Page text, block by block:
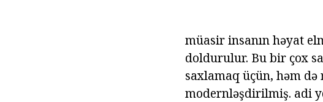
müasir insanın həyat
doldurulur. Bu bir çox
saxlamaq üçün, həm
modernləşdirilmiş. adi